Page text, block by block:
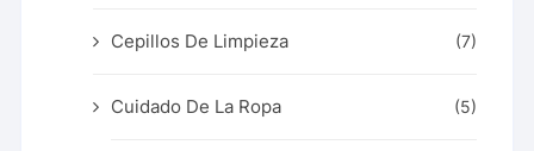
Cepillos De Limpieza (7)
Cuidado De La Ropa (5)